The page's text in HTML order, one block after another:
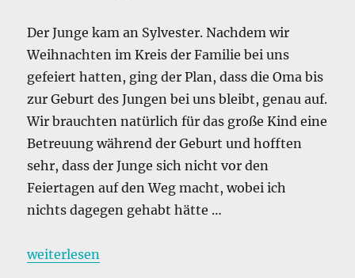
Der Junge kam an Sylvester. Nachdem wir
Weihnachten im Kreis der Familie bei uns
gefeiert hatten, ging der Plan, dass die Oma bis
zur Geburt des Jungen bei uns bleibt, genau auf.
Wir brauchten natürlich für das große Kind eine
Betreuung während der Geburt und hofften
sehr, dass der Junge sich nicht vor den
Feiertagen auf den Weg macht, wobei ich
nichts dagegen gehabt hätte …
„Der Junge – ein Knaller!“
weiterlesen